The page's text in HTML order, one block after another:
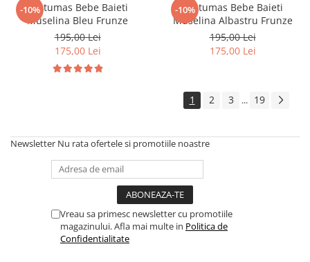
-10%
Costumas Bebe Baieti
Muselina Bleu Frunze
195,00 Lei
175,00 Lei
-10%
Costumas Bebe Baieti
Muselina Albastru Frunze
195,00 Lei
175,00 Lei
1 2 3 ... 19
Newsletter Nu rata ofertele si promotiile noastre
Vreau sa primesc newsletter cu promotiile
magazinului. Afla mai multe in Politica de
Confidentialitate